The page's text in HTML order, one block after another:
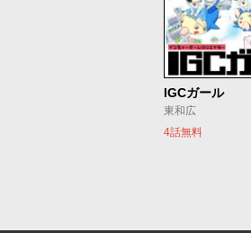
IGCガール
東和広
4話無料